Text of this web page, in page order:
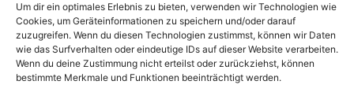
Um dir ein optimales Erlebnis zu bieten, verwenden wir Technologien wie
Cookies, um Geräteinformationen zu speichern und/oder darauf
zuzugreifen. Wenn du diesen Technologien zustimmst, können wir Daten
wie das Surfverhalten oder eindeutige IDs auf dieser Website verarbeiten.
Wenn du deine Zustimmung nicht erteilst oder zurückziehst, können
bestimmte Merkmale und Funktionen beeinträchtigt werden.